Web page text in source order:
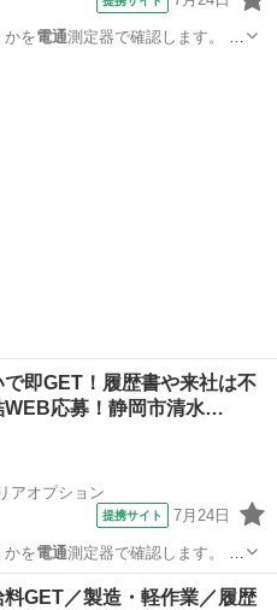
かを電通測定器で確認します。 ま
即GET！履歴書や来社は不
WEB応募！静岡市清水…
アオプション
提携サイト 7月24日
かを電通測定器で確認します。 ま
料GET／製造・軽作業／履歴